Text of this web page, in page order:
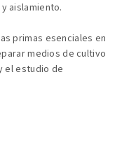
aislamiento.
primas esenciales en
medios de cultivo
el estudio de